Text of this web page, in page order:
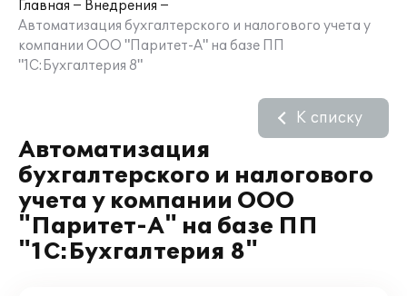
Главная
Внедрения
Автоматизация бухгалтерского и налогового учета у
компании ООО "Паритет-А" на базе ПП
"1С:Бухгалтерия 8"
Автоматизация
бухгалтерского и налогового
учета у компании ООО
"Паритет-А" на базе ПП
"1С:Бухгалтерия 8"
К списку